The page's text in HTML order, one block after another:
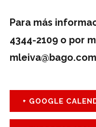
Para más
4344-2109 o por
+ GOOGLE